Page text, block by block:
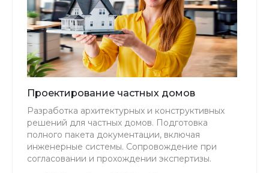
Проектирование частных домов
Разработка архитектурных и конструктивных
решений для частных домов. Подготовка
полного пакета документации, включая
инженерные системы. Сопровождение при
согласовании и прохождении экспертизы.